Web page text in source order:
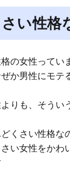
い性格
の女性ってい
か男性にモテ
りも、そうい
くさい性格な
い女性をかわ